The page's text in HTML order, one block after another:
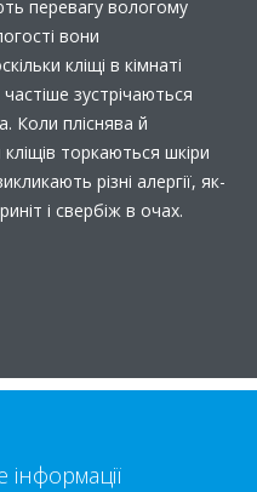
перевагу вологому
вони
кліщі в кімнаті
зустрічаються
Коли пліснява й
торкаються шкіри
різні алергії, як-
і свербіж в очах.